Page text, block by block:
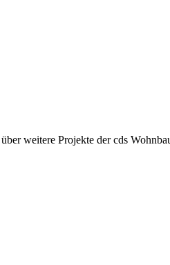
weitere Projekte der cds